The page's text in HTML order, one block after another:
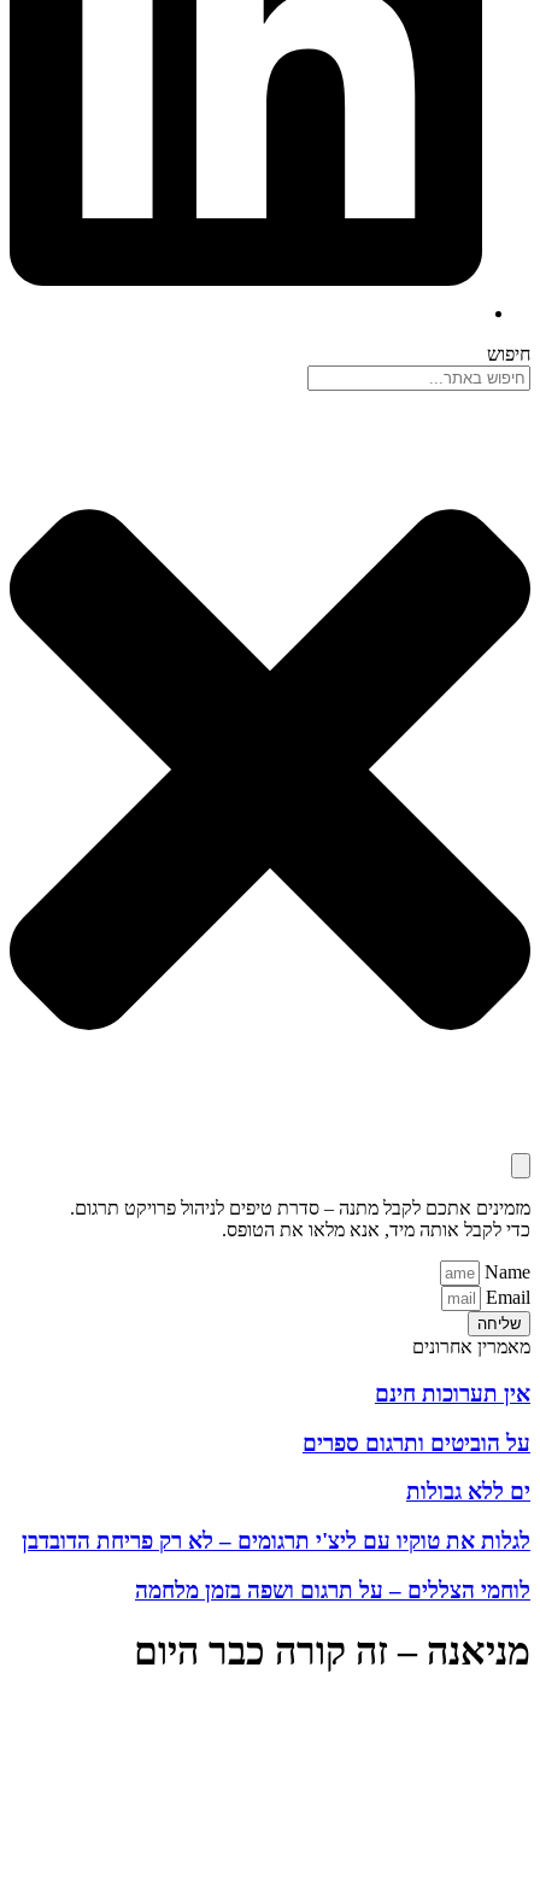
חיפוש
מזמינים אתכם לקבל מתנה – סדרת טיפים לניהול פרויקט תרגום.
כדי לקבל אותה מיד, אנא מלאו את הטופס.
Name
Email
שליחה
מאמרין אחרונים
אין תערוכות חינם
על הוביטים ותרגום ספרים
ים ללא גבולות
לגלות את טוקיו עם ליצ'י תרגומים – לא רק פריחת הדובדבן
לוחמי הצללים – על תרגום ושפה בזמן מלחמה
מניאנה – זה קורה כבר היום